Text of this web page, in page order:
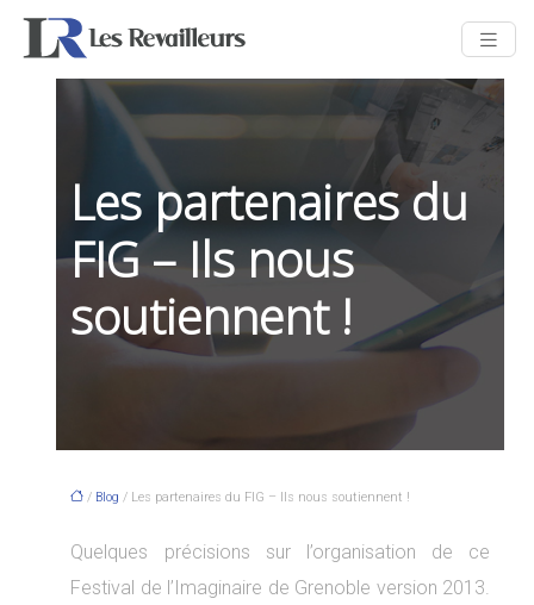
Les partenaires du
FIG – Ils nous
soutiennent !
/ Blog / Les partenaires du FIG – Ils nous soutiennent !
Quelques précisions sur l’organisation de ce
Festival de l’Imaginaire de Grenoble version 2013.